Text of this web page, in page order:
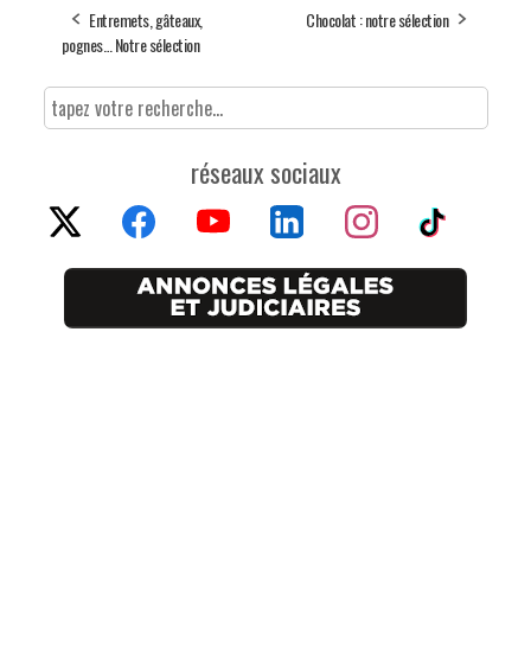
Entremets, gâteaux,
pognes… Notre sélection
Chocolat : notre sélection
réseaux sociaux